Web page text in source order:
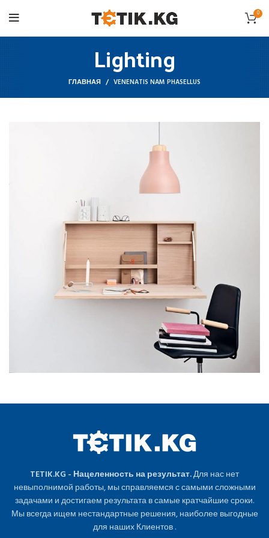
0
Lighting
ГЛАВНАЯ VENENATIS NAM PHASELLUS
TETIK.KG - Нацеленность на результат.Для нас нет
невыполнимой работы, мы справляемся с самыми сложными
задачами и достигаем результата в самые кратчайшие сроки.
Мы всегда ищем нестандартные решения, наиболее выгодные
для наших Клиентов .